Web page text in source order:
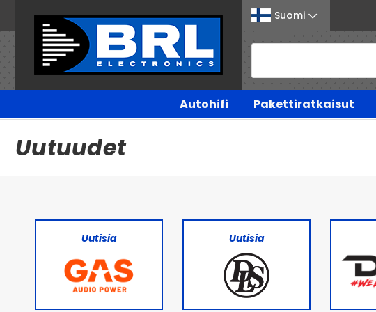
Suomi
Autohifi Pakettiratkaisut
Uutuudet
Uutisia Uutisia